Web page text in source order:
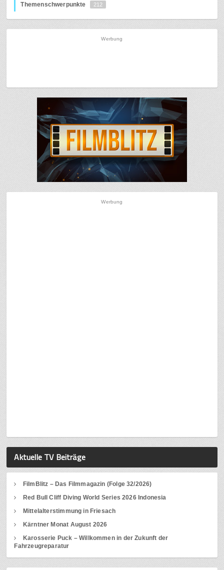
Themenschwerpunkte 212
Werbung
Werbung
Aktuelle TV Beiträge
FilmBlitz – Das Filmmagazin (Folge 32/2026)
Red Bull Cliff Diving World Series 2026 Indonesia
Mittelalterstimmung in Friesach
Kärntner Monat August 2026
Karosserie Puck – Willkommen in der Zukunft der
Fahrzeugreparatur